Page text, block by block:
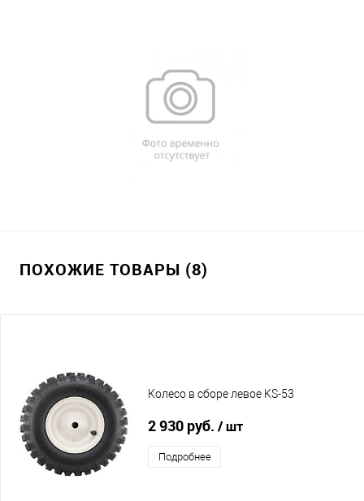
ПОХОЖИЕ ТОВАРЫ (8)
Колесо в сборе левое KS-53
2 930 руб. / шт
Подробнее